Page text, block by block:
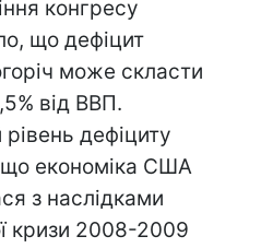
конгресу
що дефіцит
може скласти
від ВВП.
дефіциту
економіка США
з наслідками
кризи 2008-2009